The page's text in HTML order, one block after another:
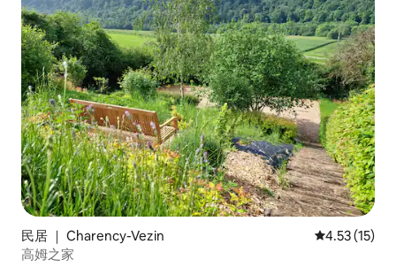
民居 ｜ Charency-Vezin 平均评分
4.53 (15)
高姆之家